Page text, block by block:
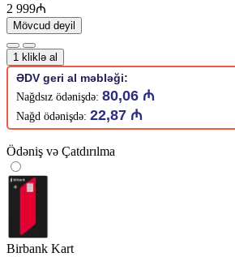
2 999₼
Mövcud deyil
1 kliklə al
ƏDV geri al məbləği:
Nağdsız ödənişdə: 80,06 ₼
Nağd ödənişdə: 22,87 ₼
Ödəniş və Çatdırılma
Birbank Kart